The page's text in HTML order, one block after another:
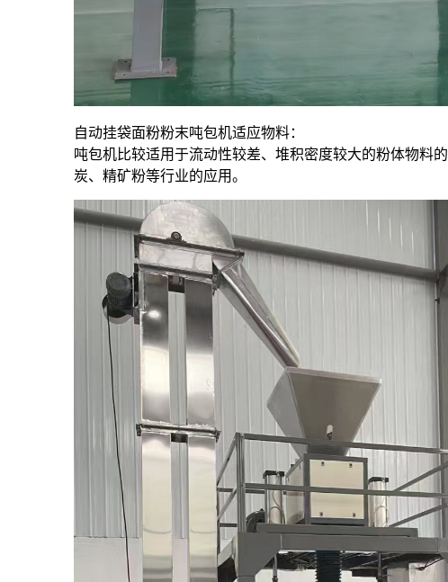
自动挂袋面粉粉末吨包机适应物料：
吨包机比较适用于流动性较差、堆积密度较大的粉体物料
炭、精矿粉等行业的应用。